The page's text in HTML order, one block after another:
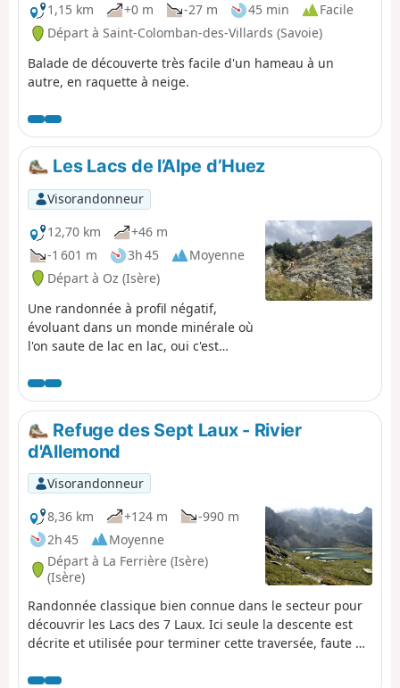
1,15 km
+0 m -27 m 45 min
Facile
Départ à Saint-Colomban-des-Villards (Savoie)
Balade de découverte très facile d'un hameau à un
autre, en raquette à neige.
Les Lacs de l’Alpe d’Huez
Visorandonneur
12,70 km
+46 m
-1 601 m
3h 45
Moyenne
Départ à Oz (Isère)
Une randonnée à profil négatif,
évoluant dans un monde minérale où
l'on saute de lac en lac, oui c'est
nécessaire de prendre les
téléphériques du domaine de l'Alpe
d'Huez - Vaujany pour arriver au
sommet du Dôme des Petites
Rousses le départ de cette
randonnée. Attention : le temps
établi par le logiciel est sous-estimé.
Refuge des Sept Laux - Rivier
d'Allemond
Visorandonneur
8,36 km
+124 m
-990 m
2h 45
Moyenne
Départ à La Ferrière (Isère)
(Isère)
Randonnée classique bien connue dans le secteur pour
découvrir les Lacs des 7 Laux. Ici seule la descente est
décrite et utilisée pour terminer cette traversée, faute de